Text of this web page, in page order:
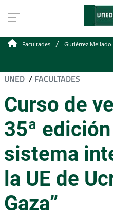
Facultades Gutiérrez Mellado
UNED / FACULTADES
Curso de
35ª edición
sistema
la UE de
Gaza”